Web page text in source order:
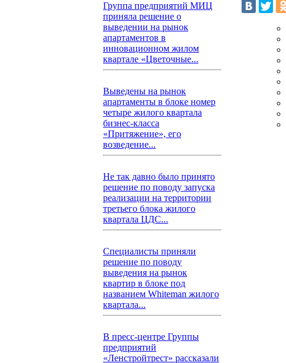
Группа предприятий МИЦ
приняла решение о
выведении на рынок
апартаментов в
инновационном жилом
квартале «Цветочные...
Выведены на рынок
апартаменты в блоке номер
четыре жилого квартала
бизнес-класса
«Притяжение», его
возведение...
Не так давно было принято
решение по поводу запуска
реализации на территории
третьего блока жилого
квартала ЦДС...
Специалисты приняли
решение по поводу
выведения на рынок
квартир в блоке под
названием Whiteman жилого
квартала...
В пресс-центре Группы
предприятий
«Ленстройтрест» рассказали